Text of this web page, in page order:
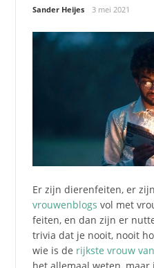
Sander Heijes 3 mei 2021
Er zijn dierenfeiten, er
vrouwenblogs vol met
feiten, en dan zijn er
trivia dat je nooit, nooit
wie is de rijkste vrouw